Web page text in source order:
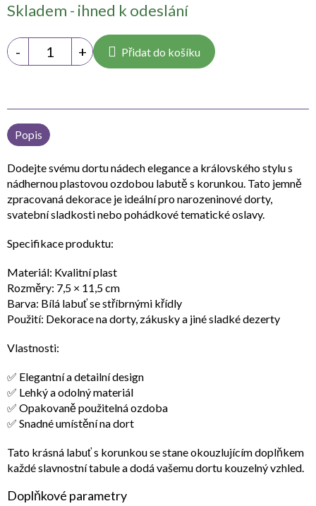
cena:
Skladem - ihned k odeslání
Přidat do košíku
Popis
Dodejte svému dortu nádech elegance a královského stylu s
nádhernou plastovou ozdobou labutě s korunkou. Tato jemně
zpracovaná dekorace je ideální pro narozeninové dorty,
svatební sladkosti nebo pohádkové tematické oslavy.
Specifikace produktu:
Materiál: Kvalitní plast
Rozměry: 7,5 × 11,5 cm
Barva: Bílá labuť se stříbrnými křídly
Použití: Dekorace na dorty, zákusky a jiné sladké dezerty
Vlastnosti:
✅ Elegantní a detailní design
✅ Lehký a odolný materiál
✅ Opakovaně použitelná ozdoba
✅ Snadné umístění na dort
Tato krásná labuť s korunkou se stane okouzlujícím doplňkem
každé slavnostní tabule a dodá vašemu dortu kouzelný vzhled.
Doplňkové parametry